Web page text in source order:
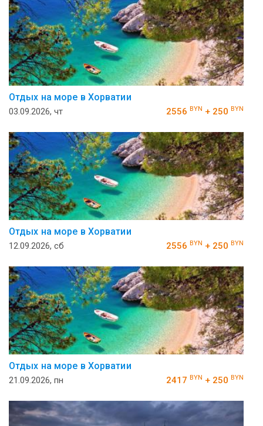
Отдых на море в Хорватии
03.09.2026, чт 2556 BYN + 250 BYN
Отдых на море в Хорватии
12.09.2026, сб 2556 BYN + 250 BYN
Отдых на море в Хорватии
21.09.2026, пн 2417 BYN + 250 BYN